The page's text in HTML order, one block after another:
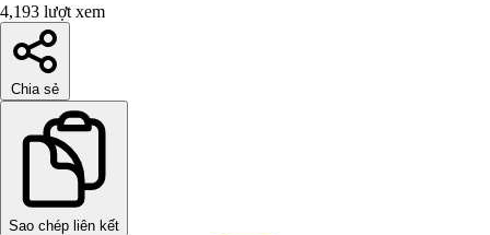
4,193 lượt xem
Chia sẻ
Sao chép liên kết